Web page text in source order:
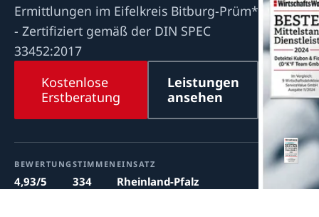
Ermittlungen im Eifelkreis Bitburg-Prüm*
- Zertifiziert gemäß der DIN SPEC
33452:2017
Kostenlose
Erstberatung
Leistungen
ansehen
BEWERTUNG
4,93/5
STIMMEN
334
EINSATZ
Rheinland-Pfalz